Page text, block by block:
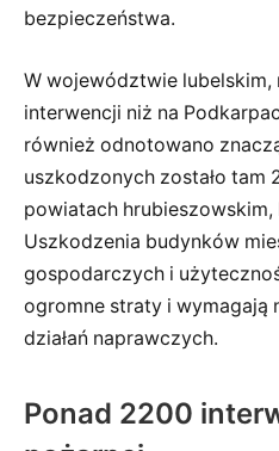
bezpieczeństwa.
W województwie
interwencji niż na
również odnotowano
uszkodzonych zostało tam
powiatach hrubieszowskim,
Uszkodzenia budynków
gospodarczych i
ogromne straty i wymagają
działań naprawczych.
Ponad 2200